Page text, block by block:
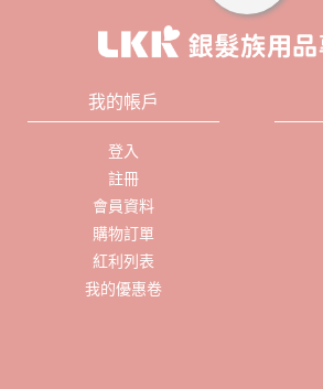
我的帳戶
登入
註冊
會員資料
購物訂單
紅利列表
我的優惠卷